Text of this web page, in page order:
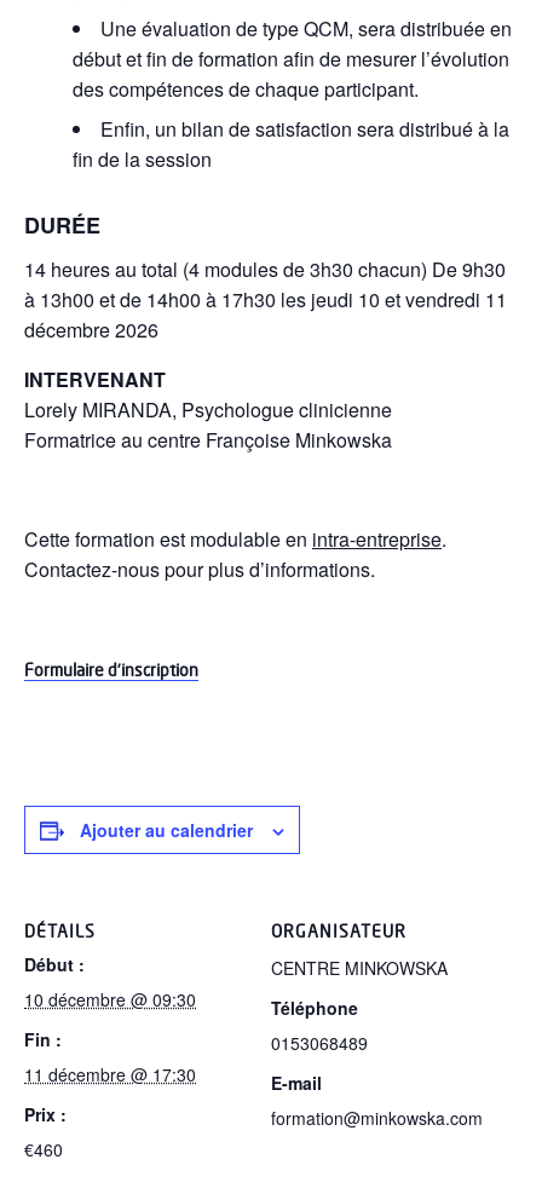
Une évaluation de type QCM, sera distribuée en
début et fin de formation afin de mesurer l’évolution
des compétences de chaque participant.
Enfin, un bilan de satisfaction sera distribué à la
fin de la session
DURÉE
14 heures au total (4 modules de 3h30 chacun) De 9h30
à 13h00 et de 14h00 à 17h30 les jeudi 10 et vendredi 11
décembre 2026
INTERVENANT
Lorely MIRANDA, Psychologue clinicienne
Formatrice au centre Françoise Minkowska
Cette formation est modulable en intra-entreprise.
Contactez-nous pour plus d’informations.
Formulaire d’inscription
Ajouter au calendrier
DÉTAILS
Début :
10 décembre @ 09:30
Fin :
11 décembre @ 17:30
Prix :
€460
ORGANISATEUR
CENTRE MINKOWSKA
Téléphone
0153068489
E-mail
formation@minkowska.com